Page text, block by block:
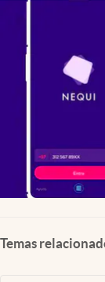
Temas